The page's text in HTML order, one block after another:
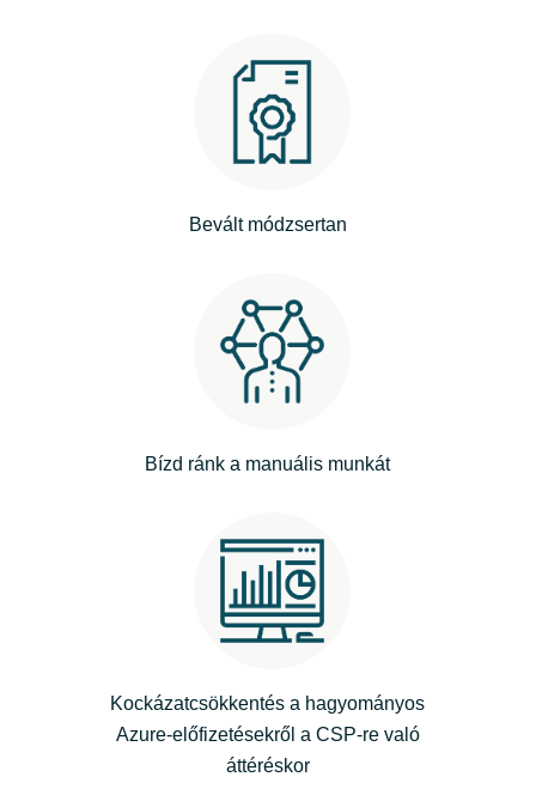
India
Indonesia
Kingdom of Saudi Arabia
Latvia
Lithuania
Malaysia
Netherlands
Norway
Oman
Philippines
Bevált módzsertan
Bízd ránk a manuális munkát
Kockázatcsökkentés a hagyományos
Azure-előfizetésekről a CSP-re való
áttéréskor